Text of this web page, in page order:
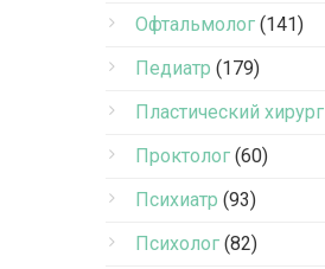
Офтальмолог (141)
Педиатр (179)
Пластический хирург
Проктолог (60)
Психиатр (93)
Психолог (82)